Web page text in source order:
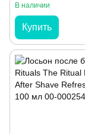
В наличии
Купить